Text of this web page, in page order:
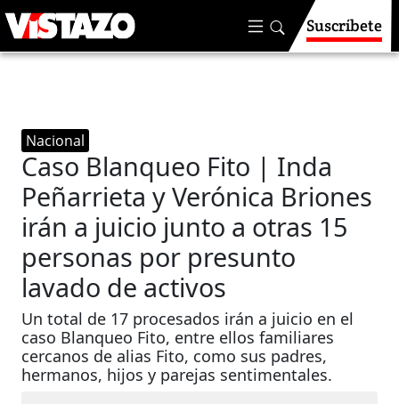
Suscríbete
Nacional
Caso Blanqueo Fito | Inda
Peñarrieta y Verónica Briones
irán a juicio junto a otras 15
personas por presunto
lavado de activos
Un total de 17 procesados irán a juicio en el
caso Blanqueo Fito, entre ellos familiares
cercanos de alias Fito, como sus padres,
hermanos, hijos y parejas sentimentales.